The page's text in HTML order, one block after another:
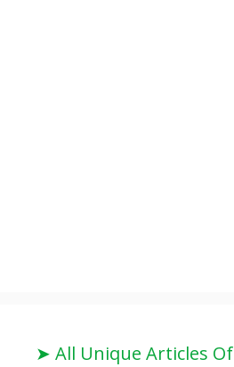
➤ All Unique Articles